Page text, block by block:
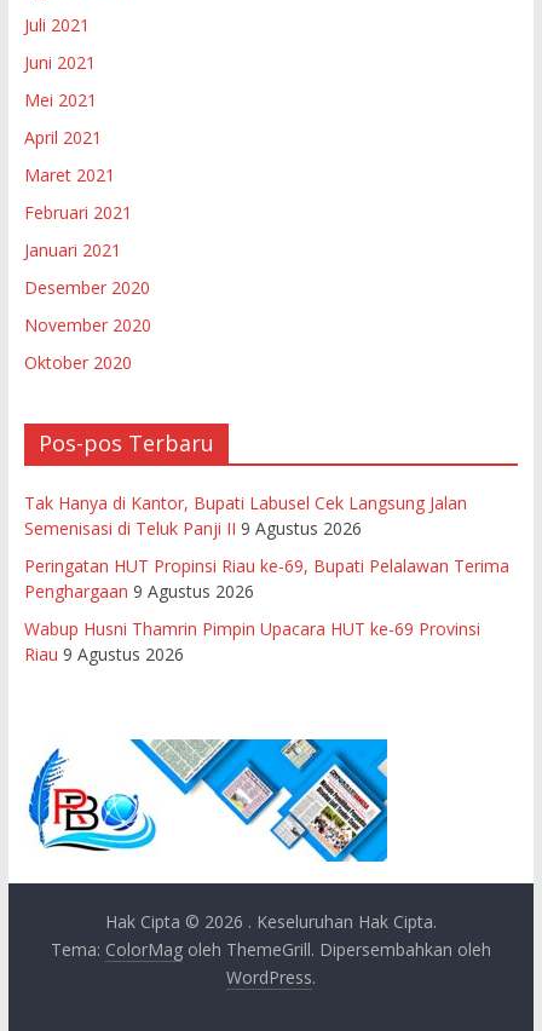
Juli 2021
Juni 2021
Mei 2021
April 2021
Maret 2021
Februari 2021
Januari 2021
Desember 2020
November 2020
Oktober 2020
Pos-pos Terbaru
Tak Hanya di Kantor, Bupati Labusel Cek Langsung Jalan
Semenisasi di Teluk Panji II 9 Agustus 2026
Peringatan HUT Propinsi Riau ke-69, Bupati Pelalawan Terima
Penghargaan 9 Agustus 2026
Wabup Husni Thamrin Pimpin Upacara HUT ke-69 Provinsi
Riau 9 Agustus 2026
Hak Cipta © 2026 . Keseluruhan Hak Cipta.
Tema: ColorMagoleh ThemeGrill. Dipersembahkan oleh
WordPress.